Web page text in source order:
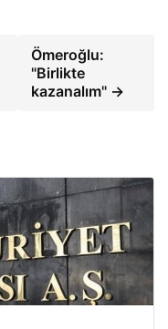
Ömeroğlu:
"Birlikte
kazanalım" →